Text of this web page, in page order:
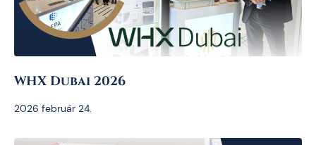
WHX Dubai 2026
2026 február 24.